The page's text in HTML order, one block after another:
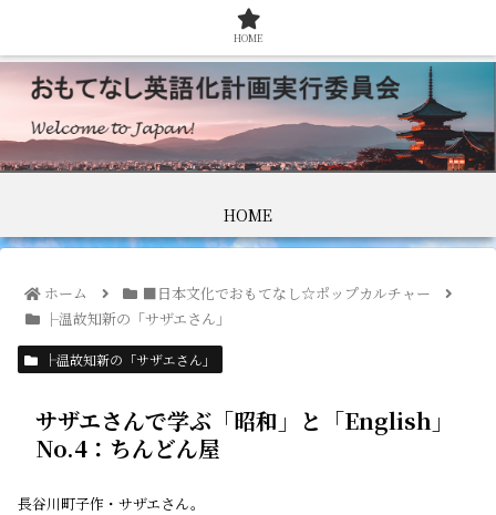
HOME
ホーム
■日本文化でおもてなし☆ポップカルチャー
├温故知新の「サザエさん」
├温故知新の「サザエさん」
サザエさんで学ぶ「昭和」と「English」
No.4：ちんどん屋
長谷川町子作・サザエさん。
HOME